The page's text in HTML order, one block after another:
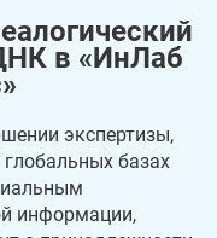
в «ИнЛаб
экспертизы,
базах
информации,